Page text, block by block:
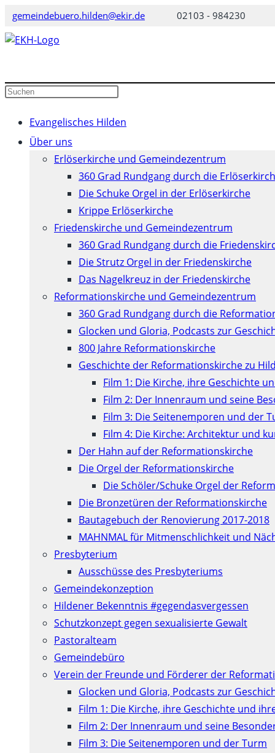
Zum
springen
gemeindebuero.hilden@ekir.de 02103 - 984230
Diese
durchsuchen
Press
to
search
panel.
Evangelisches Hilden
Über uns
Erlöserkirche und Gemeindezentrum
360 Grad Rundgang durch die
Die Schuke Orgel in der Erlöserkirche
Krippe Erlöserkirche
Friedenskirche und Gemeindezentrum
360 Grad Rundgang durch die
Die Strutz Orgel in der Friedenskirche
Das Nagelkreuz in der Friedenskirche
Reformationskirche und Gemeindezentrum
360 Grad Rundgang durch die
Glocken und Gloria, Podcasts zur
800 Jahre Reformationskirche
Geschichte der Reformationskirche zu
Film 1: Die Kirche, ihre Geschichte
Film 2: Der Innenraum und seine
Film 3: Die Seitenemporen und der
Film 4: Die Kirche: Architektur und
Der Hahn auf der Reformationskirche
Die Orgel der Reformationskirche
Die Schöler/Schuke Orgel der
Die Bronzetüren der Reformationskirche
Bautagebuch der Renovierung 2017-2018
MAHNMAL für Mitmenschlichkeit und
Presbyterium
Ausschüsse des Presbyteriums
Gemeindekonzeption
Hildener Bekenntnis #gegendasvergessen
Schutzkonzept gegen sexualisierte Gewalt
Pastoralteam
Gemeindebüro
Verein der Freunde und Förderer der
Glocken und Gloria, Podcasts zur
Film 1: Die Kirche, ihre Geschichte und
Film 2: Der Innenraum und seine
Film 3: Die Seitenemporen und der Turm